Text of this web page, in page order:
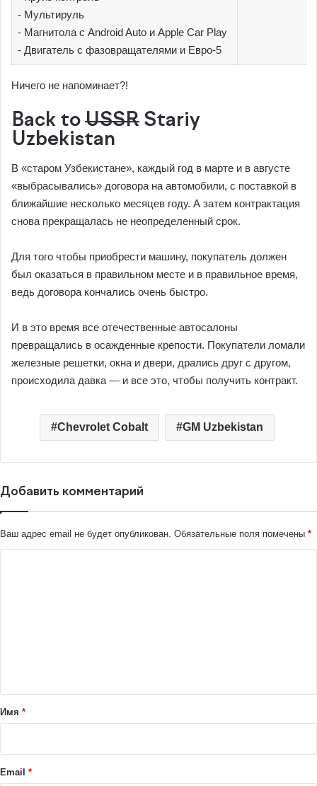
- Мультируль
- Магнитола с Android Auto и Apple Car Play
- Двигатель с фазовращателями и Евро-5
Ничего не напоминает?!
Back to USSR Stariy
Uzbekistan
В «старом Узбекистане», каждый год в марте и в августе
«выбрасывались» договора на автомобили, с поставкой в
ближайшие несколько месяцев году. А затем контрактация
снова прекращалась не неопределенный срок.
Для того чтобы приобрести машину, покупатель должен
был оказаться в правильном месте и в правильное время,
ведь договора кончались очень быстро.
И в это время все отечественные автосалоны
превращались в осажденные крепости. Покупатели ломали
железные решетки, окна и двери, дрались друг с другом,
происходила давка — и все это, чтобы получить контракт.
Chevrolet Cobalt GM Uzbekistan
Добавить комментарий
Ваш адрес email не будет опубликован. Обязательные поля помечены *
а
й
Имя *
Email *